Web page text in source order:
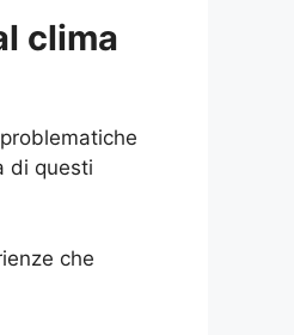
clima
di questi
che